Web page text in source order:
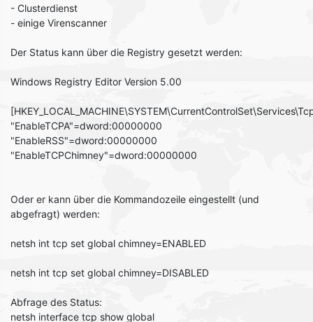
- Clusterdienst
- einige Virenscanner
Der Status kann über die Registry gesetzt werden:
Windows Registry Editor Version 5.00
"EnableTCPA"=dword:00000000
"EnableRSS"=dword:00000000
"EnableTCPChimney"=dword:00000000
Oder er kann über die Kommandozeile eingestellt (und
abgefragt) werden:
netsh int tcp set global chimney=ENABLED
netsh int tcp set global chimney=DISABLED
Abfrage des Status:
netsh interface tcp show global